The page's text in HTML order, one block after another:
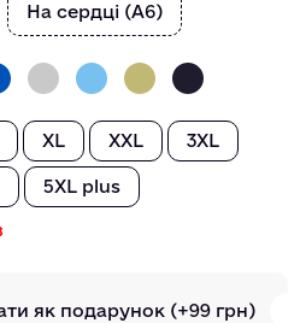
На сердці (А6)
XL XXL 3XL
5XL plus
як подарунок (+99 грн)